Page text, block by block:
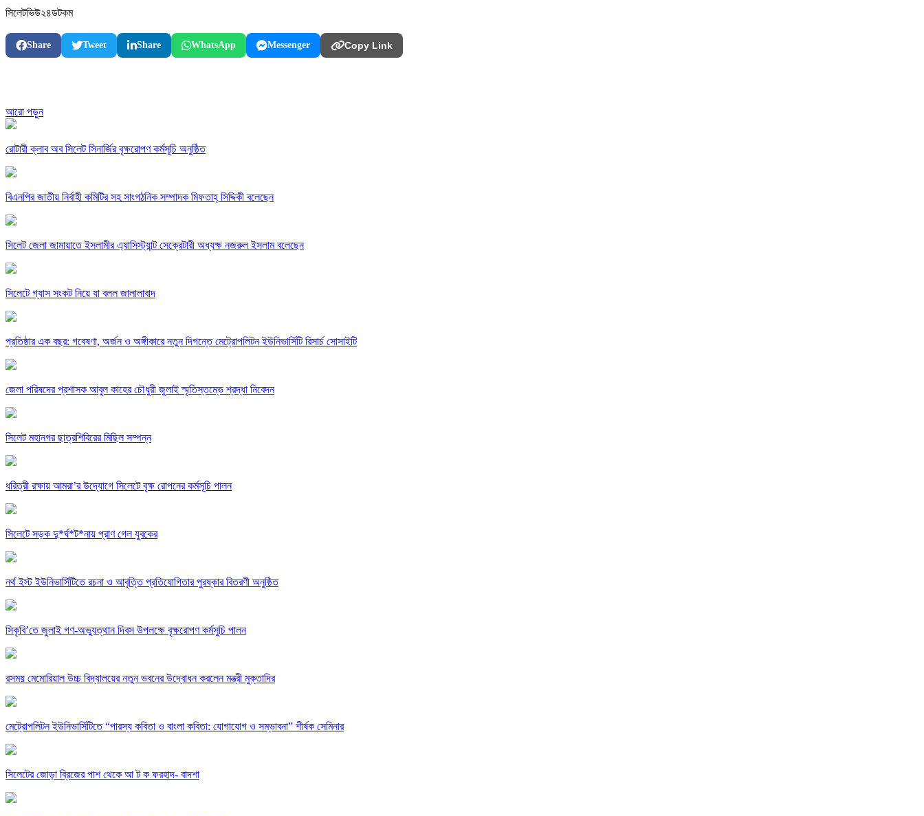
সিলেটভিউ২৪ডটকম
Share Tweet Share WhatsApp Messenger Copy Link
আরো পড়ুন
রোটারী ক্লাব অব সিলেট সিনার্জির বৃক্ষরোপণ কর্মসূচি অনুষ্ঠিত
বিএনপির জাতীয় নির্বাহী কমিটির সহ সাংগঠনিক সম্পাদক মিফতাহ্ সিদ্দিকী বলেছেন
সিলেট জেলা জামায়াতে ইসলামীর এ্যাসিস্ট্যান্ট সেক্রেটারী অধ্যক্ষ নজরুল ইসলাম বলেছেন
সিলেটে গ্যাস সংকট নিয়ে যা বলল জালালাবাদ
প্রতিষ্ঠার এক বছর: গবেষণা, অর্জন ও অঙ্গীকারে নতুন দিগন্তে মেট্রোপলিটন ইউনিভার্সিটি রিসার্চ সোসাইটি
জেলা পরিষদের প্রশাসক আবুল কাহের চৌধুরী জুলাই স্মৃতিস্তম্ভে শ্রদ্ধা নিবেদন
সিলেট মহানগর ছাত্রশিবিরের মিছিল সম্পন্ন
ধরিত্রী রক্ষায় আমরা’র উদ্যোগে সিলেটে বৃক্ষ রোপনের কর্মসূচি পালন
সিলেটে সড়ক দু*র্ঘ*ট*নায় প্রাণ গেল যুবকের
নর্থ ইস্ট ইউনিভার্সিটিতে রচনা ও আবৃত্তি প্রতিযোগিতার পুরষ্কার বিতরণী অনুষ্ঠিত
সিকৃবি’তে জুলাই গণ-অভ্যুত্থান দিবস উপলক্ষে বৃক্ষরোপণ কর্মসুচি পালন
রসময় মেমোরিয়াল উচ্চ বিদ্যালয়ের নতুন ভবনের উদ্বোধন করলেন মন্ত্রী মুক্তাদির
মেট্রোপলিটন ইউনিভার্সিটিতে “পারস্য কবিতা ও বাংলা কবিতা: যোগাযোগ ও সম্ভাবনা” শীর্ষক সেমিনার
সিলেটের জোড়া ব্রিজের পাশ থেকে আ ট ক ফরহাদ- বাদশা